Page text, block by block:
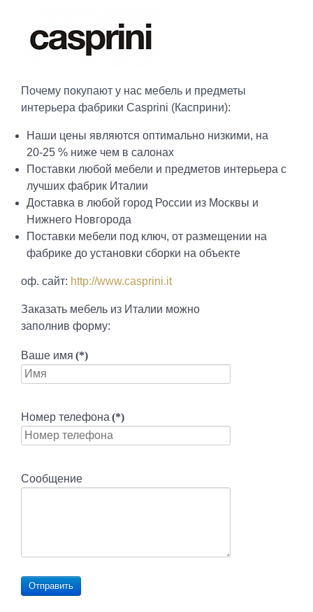
Почему покупают у нас мебель и предметы
интерьера фабрики Casprini (Касприни):
Наши цены являются оптимально низкими, на
20-25 % ниже чем в салонах
Поставки любой мебели и предметов интерьера с
лучших фабрик Италии
Доставка в любой город России из Москвы и
Нижнего Новгорода
Поставки мебели под ключ, от размещении на
фабрике до установки сборки на объекте
оф. сайт: http://www.casprini.it
Заказать мебель из Италии можно
заполнив форму:
Ваше имя (*)
Номер телефона (*)
Сообщение
Отправить